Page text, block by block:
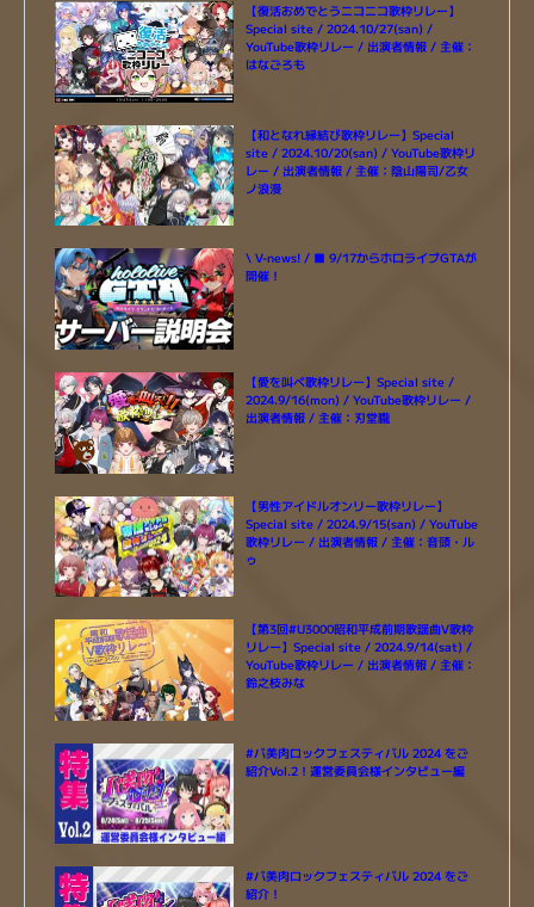
【復活おめでとうニコニコ歌枠リレー】
Special site / 2024.10/27(san) /
YouTube歌枠リレー / 出演者情報 / 主催：
はなごろも
【和となれ縁結び歌枠リレー】Special
site / 2024.10/20(san) / YouTube歌枠リ
レー / 出演者情報 / 主催：陰山陽司/乙女
ノ浪漫
\ V-news! / ■ 9/17からホロライブGTAが
開催！
【愛を叫べ歌枠リレー】Special site /
2024.9/16(mon) / YouTube歌枠リレー /
出演者情報 / 主催：刃堂朧
【男性アイドルオンリー歌枠リレー】
Special site / 2024.9/15(san) / YouTube
歌枠リレー / 出演者情報 / 主催：音頭・ル
ゥ
【第3回#U3000昭和平成前期歌謡曲V歌枠
リレー】Special site / 2024.9/14(sat) /
YouTube歌枠リレー / 出演者情報 / 主催：
鈴之枝みな
#バ美肉ロックフェスティバル 2024 をご
紹介Vol.2！運営委員会様インタビュー編
#バ美肉ロックフェスティバル 2024 をご
紹介！